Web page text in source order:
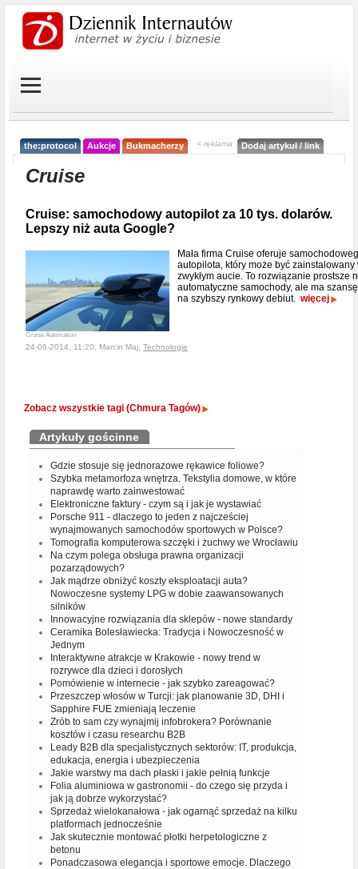
the:protocol Aukcje Bukmacherzy < reklama Dodaj artykuł / link
Cruise
Cruise: samochodowy autopilot za 10 tys. dolarów.
Lepszy niż auta Google?
Cruise Automation
Mała firma Cruise oferuje
autopilota, który może być zainstalowany
zwykłym aucie. To rozwiązanie prostsze
automatyczne samochody, ale ma szansę
na szybszy rynkowy debiut. więcej
24-06-2014, 11:20, Marcin Maj, Technologie
Zobacz wszystkie tagi (Chmura Tagów)
Artykuły gościnne
Gdzie stosuje się jednorazowe rękawice foliowe?
Szybka metamorfoza wnętrza. Tekstylia domowe, w które
naprawdę warto zainwestować
Elektroniczne faktury - czym są i jak je wystawiać
Porsche 911 - dlaczego to jeden z najcześciej
wynajmowanych samochodów sportowych w Polsce?
Tomografia komputerowa szczęki i żuchwy we Wrocławiu
Na czym polega obsługa prawna organizacji
pozarządowych?
Jak mądrze obniżyć koszty eksploatacji auta?
Nowoczesne systemy LPG w dobie zaawansowanych
silników
Innowacyjne rozwiązania dla sklepów - nowe standardy
Ceramika Bolesławiecka: Tradycja i Nowoczesność w
Jednym
Interaktywne atrakcje w Krakowie - nowy trend w
rozrywce dla dzieci i dorosłych
Pomówienie w internecie - jak szybko zareagować?
Przeszczep włosów w Turcji: jak planowanie 3D, DHI i
Sapphire FUE zmieniają leczenie
Zrób to sam czy wynajmij infobrokera? Porównanie
kosztów i czasu researchu B2B
Leady B2B dla specjalistycznych sektorów: IT, produkcja,
edukacja, energia i ubezpieczenia
Jakie warstwy ma dach płaski i jakie pełnią funkcje
Folia aluminiowa w gastronomii - do czego się przyda i
jak ją dobrze wykorzystać?
Sprzedaż wielokanałowa - jak ogarnąć sprzedaż na kilku
platformach jednocześnie
Jak skutecznie montować płotki herpetologiczne z
betonu
Ponadczasowa elegancja i sportowe emocje. Dlaczego